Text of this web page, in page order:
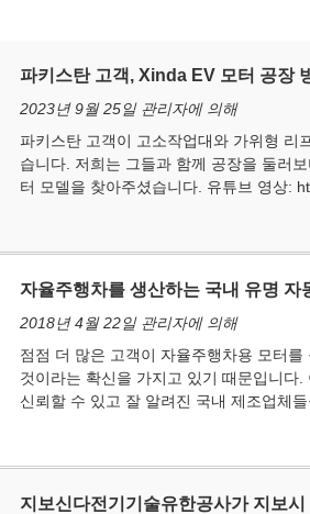
파키스탄 고객, Xinda EV 모터 공장
2023년 9월 25일 관리자에 의해
파키스탄 고객이 고소작업대와 가위형 리
습니다. 저희는 그들과 함께 공장을 둘러
터 모델을 찾아주셨습니다. 유튜브 영상:
자율주행차를 생산하는 국내 유명 자
2018년 4월 22일 관리자에 의해
점점 더 많은 고객이 자율주행차용 모터
것이라는 확신을 가지고 있기 때문입니다
신뢰할 수 있고 잘 알려진 국내 제조업체
지보신다전기기술유한공사가 지보